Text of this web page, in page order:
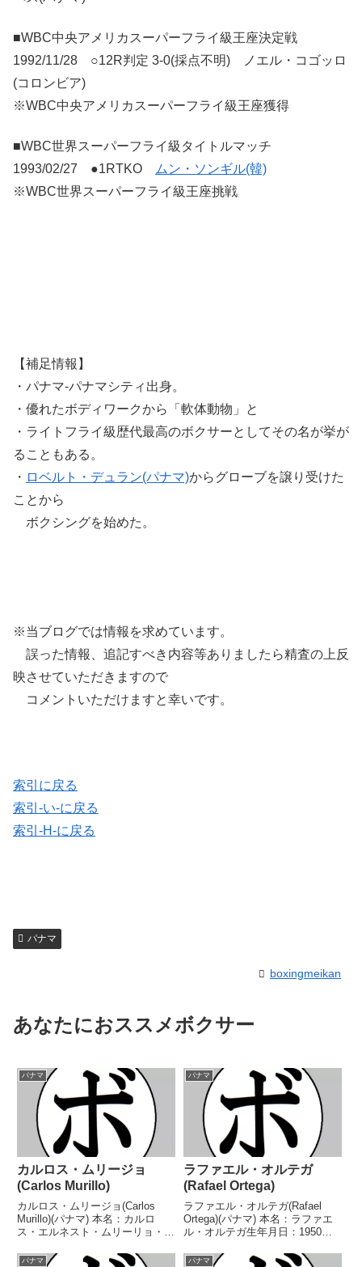
■WBC中央アメリカスーパーフライ級王座決定戦
1992/11/28 ○12R判定 3-0(採点不明) ノエル・コゴッロ
(コロンビア)
※WBC中央アメリカスーパーフライ級王座獲得
■WBC世界スーパーフライ級タイトルマッチ
1993/02/27 ●1RTKO
ムン・ソンギル(韓)
※WBC世界スーパーフライ級王座挑戦
【補足情報】
・パナマ-パナマシティ出身。
・優れたボディワークから「軟体動物」と
・ライトフライ級歴代最高のボクサーとしてその名が挙が
ることもある。
・ ロベルト・デュラン(パナマ)からグローブを譲り受けた
ことから
ボクシングを始めた。
※当ブログでは情報を求めています。
誤った情報、追記すべき内容等ありましたら精査の上反
映させていただきますので
コメントいただけますと幸いです。
索引に戻る
索引-い-に戻る
索引-H-に戻る
パナマ
boxingmeikan
あなたにおススメボクサー
パナマ
カルロス・ムリージョ
(Carlos Murillo)
カルロス・ムリージョ(Carlos
Murillo)(パナマ) 本名：カルロ
ス・エルネスト・ムリーリョ・ド
10日国籍：パナマ戦績：50戦38
パナマ
ラファエル・オルテガ
(Rafael Ortega)
ラファエル・オルテガ(Rafael
Ortega)(パナマ) 本名：ラファエ
ル・オルテガ生年月日：1950年9
22勝(6KO)4敗5分 【獲得タイト
パナマ パナマ